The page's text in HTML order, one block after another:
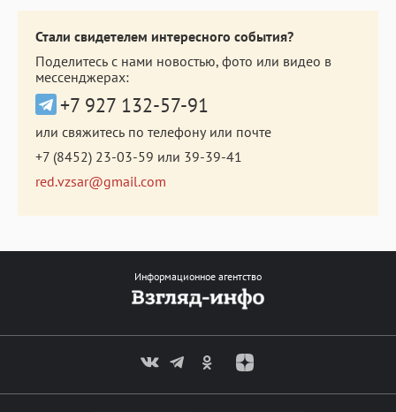
Стали свидетелем интересного события?
Поделитесь с нами новостью, фото или видео в
мессенджерах:
+7 927 132-57-91
или свяжитесь по телефону или почте
+7 (8452) 23-03-59 или 39-39-41
red.vzsar@gmail.com
Информационное агентство